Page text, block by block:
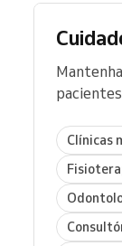
Clínicas